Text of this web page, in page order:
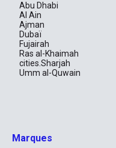
Abu Dhabi
Al Ain
Ajman
Dubaï
Fujairah
Ras al-Khaimah
cities.Sharjah
Umm al-Quwain
Marques